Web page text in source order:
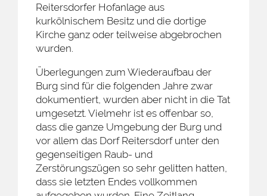
Reitersdorfer Hofanlage aus
kurkölnischem Besitz und die dortige
Kirche ganz oder teilweise abgebrochen
wurden.
Überlegungen zum Wiederaufbau der
Burg sind für die folgenden Jahre zwar
dokumentiert, wurden aber nicht in die Tat
umgesetzt. Vielmehr ist es offenbar so,
dass die ganze Umgebung der Burg und
vor allem das Dorf Reitersdorf unter den
gegenseitigen Raub- und
Zerstörungszügen so sehr gelitten hatten,
dass sie letzten Endes vollkommen